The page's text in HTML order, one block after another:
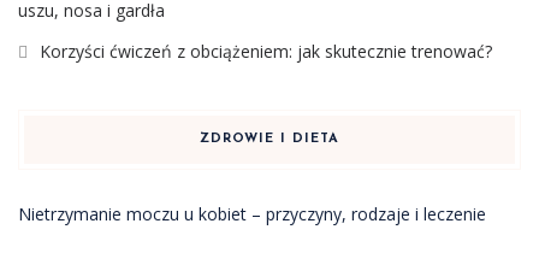
uszu, nosa i gardła
Korzyści ćwiczeń z obciążeniem: jak skutecznie trenować?
ZDROWIE I DIETA
Nietrzymanie moczu u kobiet – przyczyny, rodzaje i leczenie